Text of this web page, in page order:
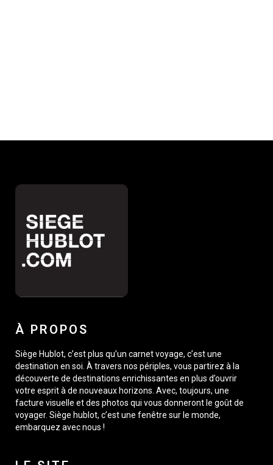
À PROPOS
Siège Hublot, c’est plus qu’un carnet voyage, c’est une
destination en soi. À travers nos périples, vous partirez à la
découverte de destinations enrichissantes en plus d’ouvrir
votre esprit à de nouveaux horizons. Avec, toujours, une
facture visuelle et des photos qui vous donneront le goût de
voyager. Siège hublot, c’est une fenêtre sur le monde,
embarquez avec nous !